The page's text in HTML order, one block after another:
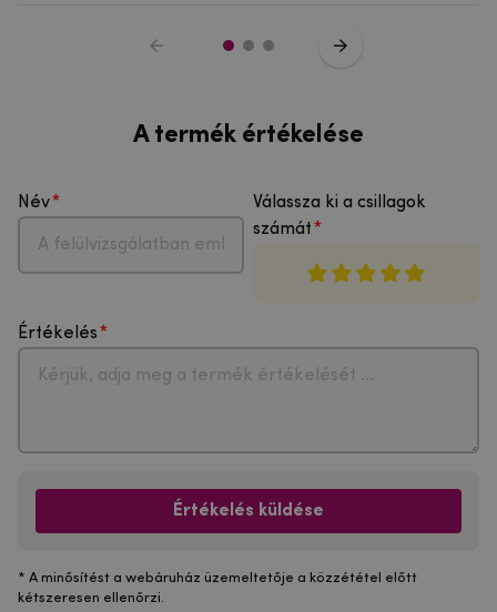
A termék értékelése
Név
Válassza ki a csillagok
számát
Értékelés
Értékelés küldése
* A minősítést a webáruház üzemeltetője a közzététel előtt
kétszeresen ellenőrzi.